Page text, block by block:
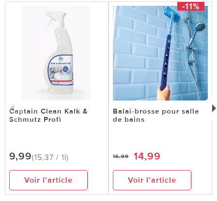
Captain Clean Kalk &
Schmutz Profi
9,99(15,37 / 1l)
Voir l’article
-11%
Balai-brosse pour salle
de bains
16,99 14,99
Voir l’article